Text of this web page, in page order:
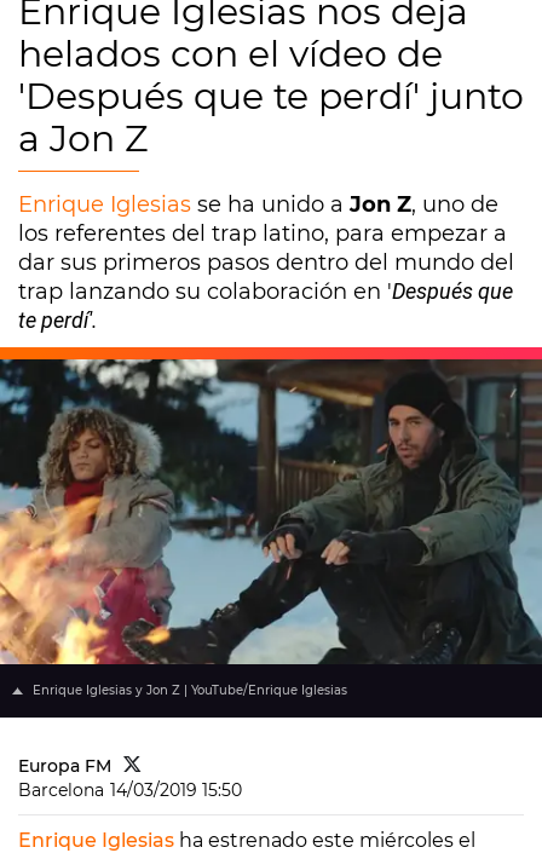
Enrique Iglesias nos deja
helados con el vídeo de
'Después que te perdí' junto
a Jon Z
Enrique Iglesias se ha unido a Jon Z, uno de
los referentes del trap latino, para empezar a
dar sus primeros pasos dentro del mundo del
trap lanzando su colaboración en 'Después que
te perdí'.
Enrique Iglesias y Jon Z | YouTube/Enrique Iglesias
Europa FM
Barcelona 14/03/2019 15:50
Enrique Iglesias ha estrenado este miércoles el